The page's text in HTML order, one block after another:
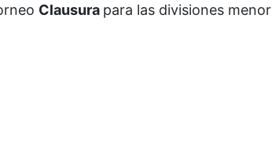
Clausura para las divisiones